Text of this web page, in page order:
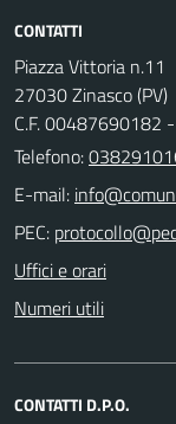
CONTATTI
Piazza Vittoria n.11
27030 Zinasco (PV)
C.F. 00487690182
Telefono:
E-mail:
PEC:
Uffici e orari
Numeri utili
CONTATTI D.P.O.